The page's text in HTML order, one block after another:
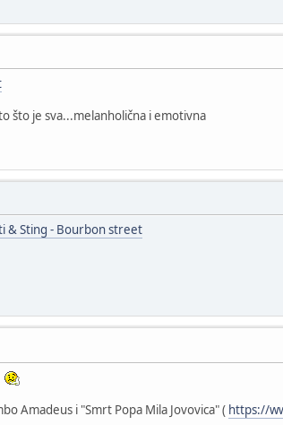
što je sva...melanholična i emotivna
& Sting - Bourbon street
Amadeus i "Smrt Popa Mila Jovovica" ( https://